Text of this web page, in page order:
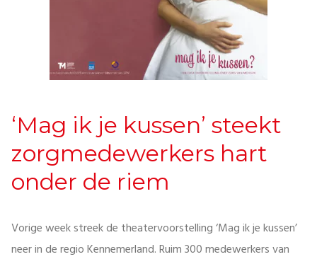
‘Mag ik je kussen’ steekt
zorgmedewerkers hart
onder de riem
Vorige week streek de theatervoorstelling ‘Mag ik je kussen’
neer in de regio Kennemerland. Ruim 300 medewerkers van